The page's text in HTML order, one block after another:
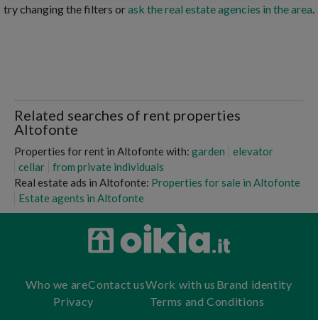
try changing the filters orask the real estate agencies in the area.
Related searches of rent properties
Altofonte
Properties for rent in Altofonte with: garden
elevator
cellar
from private individuals
Real estate ads in Altofonte: Properties for sale in Altofonte
Estate agents in Altofonte
Who we areContact usWork with us Brand identity
Privacy
Terms and Conditions